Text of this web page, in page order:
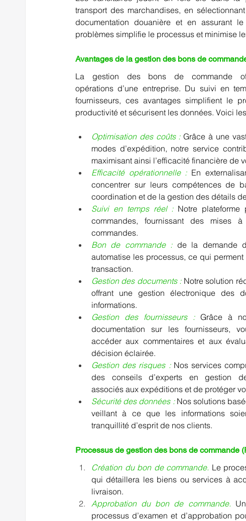
transport des marchandises, en
documentation douanière et en assurant
problèmes simplifie le processus et minimise
Avantages de la gestion des bons de
La gestion des bons de commande
opérations d’une entreprise. Du suivi en
fournisseurs, ces avantages simplifient le
productivité et sécurisent les données. Voici
Optimisation des coûts : Grâce à une
modes d’expédition, notre service
maximisant ainsi l’efficacité financière de
Efficacité opérationnelle : En
concentrer sur leurs compétences de
coordination et de la gestion des détails
Suivi en temps réel : Notre plateforme
commandes, fournissant des mises
commandes.
Bon de commande : de la demande
automatise les processus, ce qui
transaction.
Gestion des documents : Notre solution
offrant une gestion électronique des
informations.
Gestion des fournisseurs : Grâce à
documentation sur les fournisseurs,
accéder aux commentaires et aux
décision éclairée.
Gestion des risques : Nos services
des conseils d’experts en gestion
associés aux expéditions et de protéger
Sécurité des données : Nos solutions
veillant à ce que les informations
tranquillité d’esprit de nos clients.
Processus de gestion des bons de commande
Création du bon de commande. Le
qui détaillera les biens ou services à
livraison.
Approbation du bon de commande.
processus d’examen et d’approbation